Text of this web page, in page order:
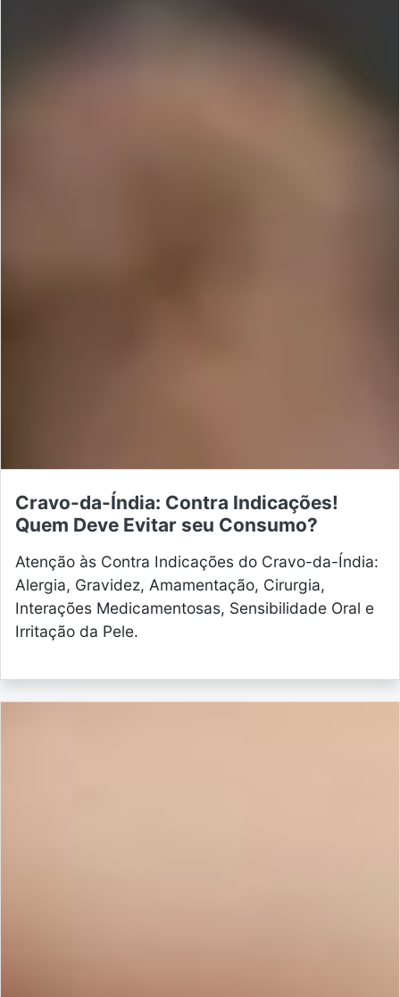
Cravo-da-Índia: Contra Indicações!
Quem Deve Evitar seu Consumo?
Atenção às Contra Indicações do Cravo-da-Índia:
Alergia, Gravidez, Amamentação, Cirurgia,
Interações Medicamentosas, Sensibilidade Oral e
Irritação da Pele.